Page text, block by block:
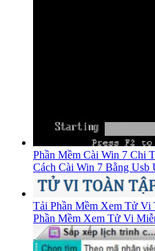
Phần Mềm Cài Win 7 Chi
Cách Cài Win 7 Bằng Usb
Tải Phần Mềm Xem Tử Vi
Phần Mềm Xem Tử Vi